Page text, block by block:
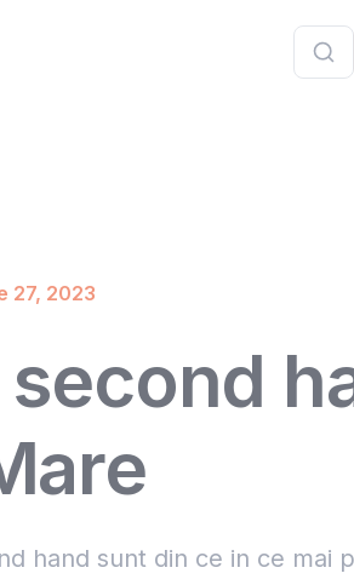
27, 2023
second
hand sunt din ce in ce mai